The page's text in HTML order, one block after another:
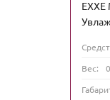
Вес: